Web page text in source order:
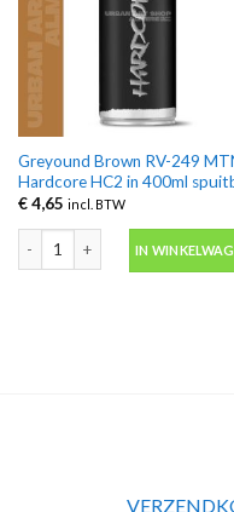
Greyound Brown RV-249
Hardcore HC2 in 400ml
€4,65 incl. BTW
Greyound Brown RV-249 MTN
IN